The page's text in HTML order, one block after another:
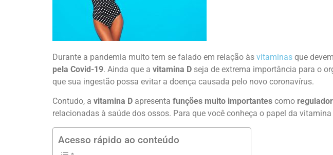
Durante a pandemia muito tem se falado em relação às vitaminas que
pela Covid-19. Ainda que a vitamina D seja de extrema importância para o
que sua ingestão possa evitar a doença causada pelo novo coronavírus.
Contudo, a vitamina D apresenta funções muito importantes como re
relacionadas à saúde dos ossos. Para que você conheça o papel da
Acesso rápido ao conteúdo